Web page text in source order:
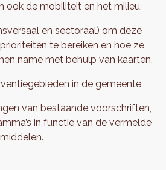
ook de mobiliteit en het milieu,
en sectoraal) om deze
te bereiken en hoe ze
name met behulp van kaarten,
in de gemeente,
van bestaande voorschriften,
in functie van de vermelde